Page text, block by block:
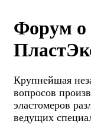
Форум о
Крупнейшая
вопросов
эластомеров
ведущих